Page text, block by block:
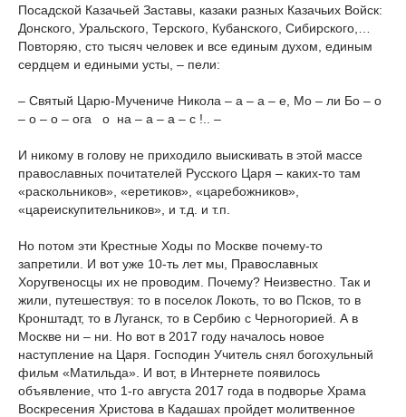
Посадской Казачьей Заставы, казаки разных Казачьих Войск:
Донского, Уральского, Терского, Кубанского, Сибирского,…
Повторяю, сто тысяч человек и все единым духом, единым
сердцем и едиными усты, – пели:
– Святый Царю-Мучениче Никола – а – а – е, Мо – ли Бо – о
– о – о – ога о на – а – а – с !.. –
И никому в голову не приходило выискивать в этой массе
православных почитателей Русского Царя – каких-то там
«раскольников», «еретиков», «царебожников»,
«цареискупительников», и т.д. и т.п.
Но потом эти Крестные Ходы по Москве почему-то
запретили. И вот уже 10-ть лет мы, Православных
Хоругвеносцы их не проводим. Почему? Неизвестно. Так и
жили, путешествуя: то в поселок Локоть, то во Псков, то в
Кронштадт, то в Луганск, то в Сербию с Черногорией. А в
Москве ни – ни. Но вот в 2017 году началось новое
наступление на Царя. Господин Учитель снял богохульный
фильм «Матильда». И вот, в Интернете появилось
объявление, что 1-го августа 2017 года в подворье Храма
Воскресения Христова в Кадашах пройдет молитвенное